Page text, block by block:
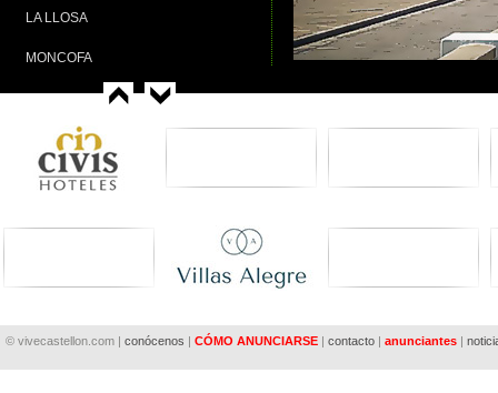
LA LLOSA
MONCOFA
NULES
OROPESA DEL MAR
PEÑÍSCOLA
© vivecastellon.com | conócenos | CÓMO ANUNCIARSE| contacto| anunciantes|